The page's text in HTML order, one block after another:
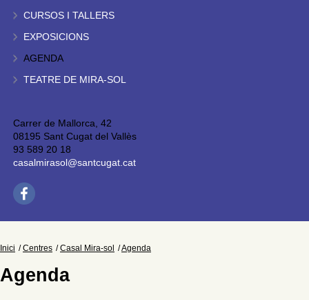
CURSOS I TALLERS
EXPOSICIONS
AGENDA
TEATRE DE MIRA-SOL
Carrer de Mallorca, 42
08195 Sant Cugat del Vallès
93 589 20 18
casalmirasol@santcugat.cat
Inici Centres Casal Mira-sol Agenda
Agenda